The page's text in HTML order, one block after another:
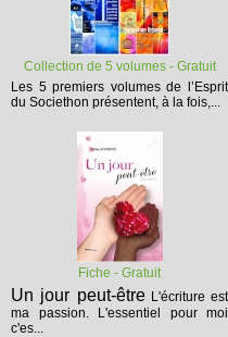
Collection de 5 volumes - Gratuit
Les 5 premiers volumesde l’Esprit
du Societhon présentent, à la fois,...
Fiche - Gratuit
Un jour peut-être L'écriture est
ma passion. L'essentiel pour moi
c'es...